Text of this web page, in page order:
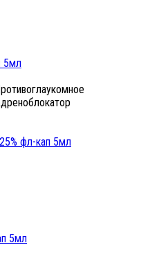
5мл
5мл